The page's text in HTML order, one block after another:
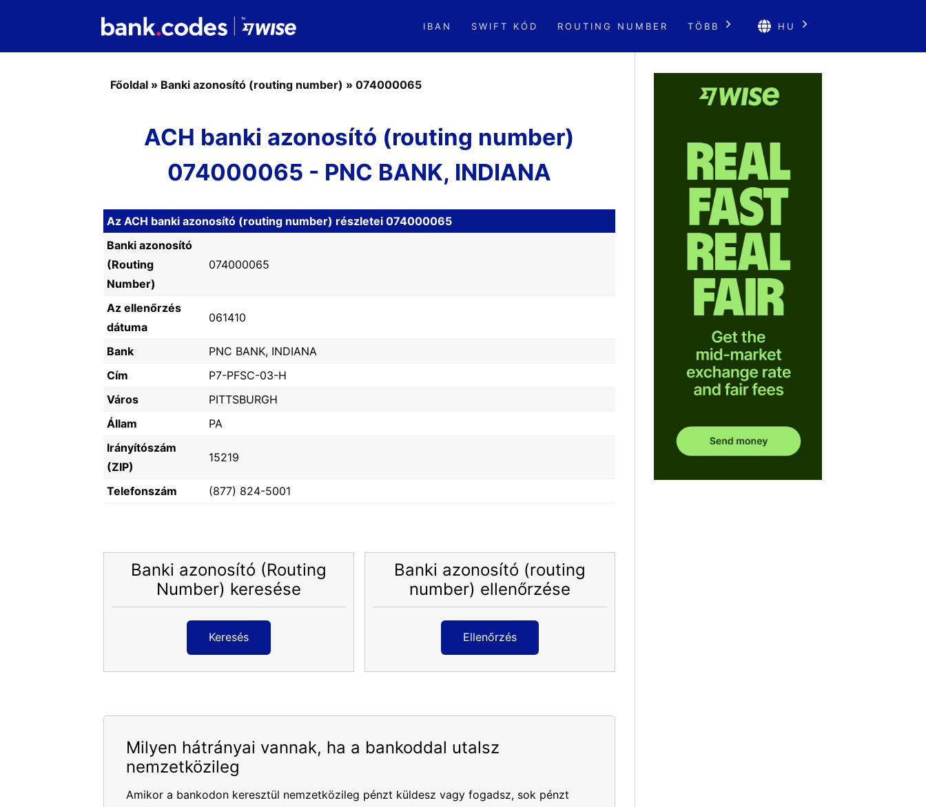
IBAN SWIFT KÓD ROUTING NUMBER TÖBB HU
Főoldal » Banki azonosító (routing number) » 074000065
ACH banki azonosító (routing number)
074000065 - PNC BANK, INDIANA
Az ACH banki azonosító (routing number) részletei 074000065
Banki azonosító
(Routing
Number)
074000065
Az ellenőrzés
dátuma
061410
Bank
PNC BANK, INDIANA
Cím
P7-PFSC-03-H
Város
PITTSBURGH
Állam
PA
Irányítószám
(ZIP)
15219
Telefonszám (877) 824-5001
Banki azonosító (Routing
Number) keresése
Keresés
Banki azonosító (routing
number) ellenőrzése
Ellenőrzés
Milyen hátrányai vannak, ha a bankoddal utalsz
nemzetközileg
Amikor a bankodon keresztül nemzetközileg pénzt küldesz vagy fogadsz, sok pénzt